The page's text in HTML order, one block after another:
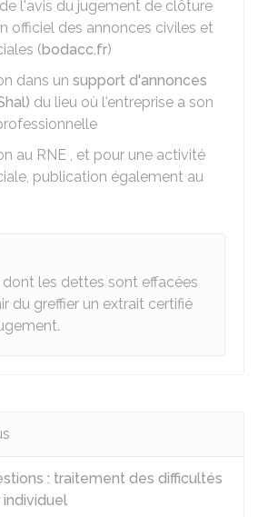
l'avis du jugement de clôture
officiel des annonces civiles et
(bodacc.fr)
dans un support d'annonces
du lieu où l'entreprise a son
au RNE , et pour une activité
publication également au
dont les dettes sont effacées
du greffier un extrait certifié
: traitement des difficultés